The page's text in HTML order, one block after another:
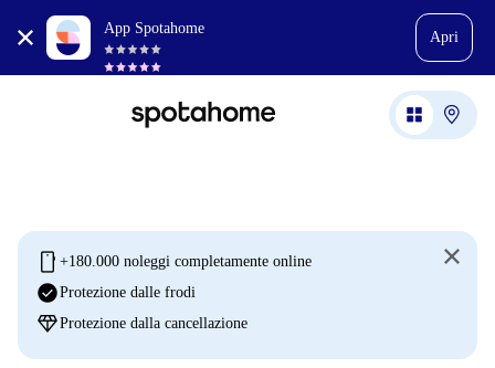
App Spotahome
Apri
mobile +180.000 noleggi completamente online
check_circleProtezione dalle frodi
diamondProtezione dalla cancellazione